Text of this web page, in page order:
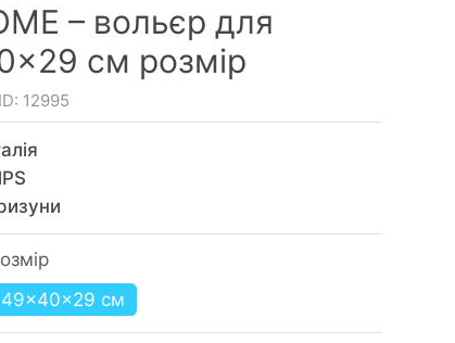
– вольєр для
см розмір
ID: 12995
49×40×29 см